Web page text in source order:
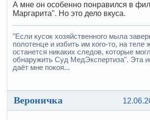
А мне он особенно понравился в
Маргарита". Но это дело вкуса.
"Если кусок хозяйственного мыла
полотенце и избить им кого-то, на теле
останется никаких следов, которые
обнаружить Суд МедЭкспертиза". Эта
даёт мне покоя...
Вероничка